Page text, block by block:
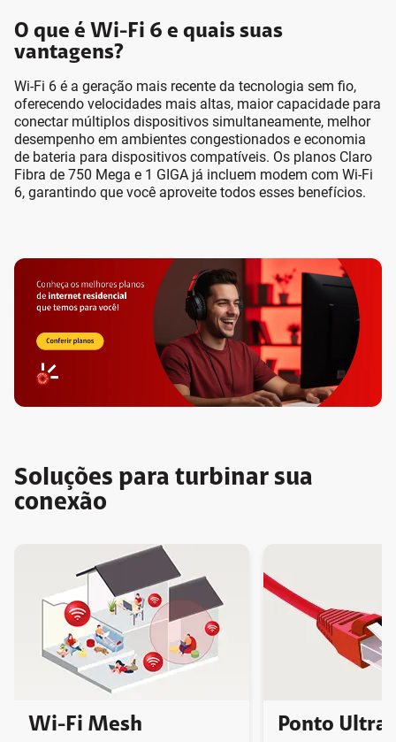
O que é Wi-Fi 6 e quais suas
vantagens?
Wi-Fi 6 é a geração mais recente da tecnologia sem fio,
oferecendo velocidades mais altas, maior capacidade para
conectar múltiplos dispositivos simultaneamente, melhor
desempenho em ambientes congestionados e economia
de bateria para dispositivos compatíveis. Os planos Claro
Fibra de 750 Mega e 1 GIGA já incluem modem com Wi-Fi
6, garantindo que você aproveite todos esses benefícios.
Soluções para turbinar sua
conexão
Wi-Fi Mesh Ponto Ultra